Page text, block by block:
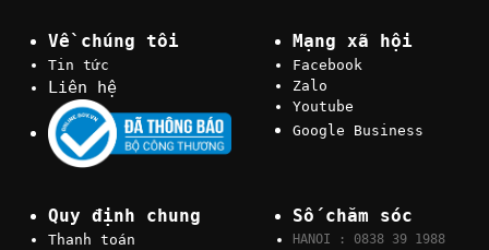
Về chúng tôi
Tin tức
Liên hệ
Mạng xã hội
Facebook
Zalo
Youtube
Google Business
Quy định chung
Thanh toán
Số chăm sóc
HANOI : 0838 39 1988